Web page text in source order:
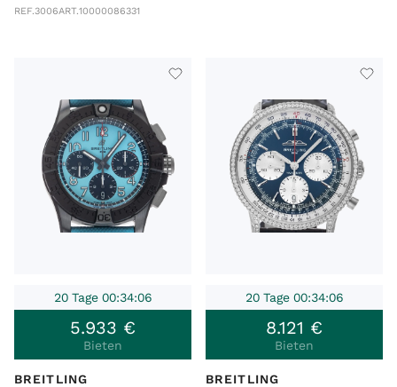
REF.3006ART.10000086331
20 Tage 00:34:06
5.933 €
Bieten
BREITLING
20 Tage 00:34:06
8.121 €
Bieten
BREITLING